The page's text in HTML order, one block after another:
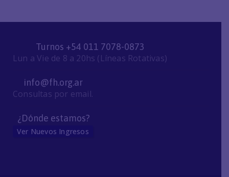
Turnos +54 011 7078-0873
Lun a Vie de 8 a 20hs (Líneas Rotativas)
info@fh.org.ar
Consultas por email.
¿Dónde estamos?
Ver Nuevos Ingresos